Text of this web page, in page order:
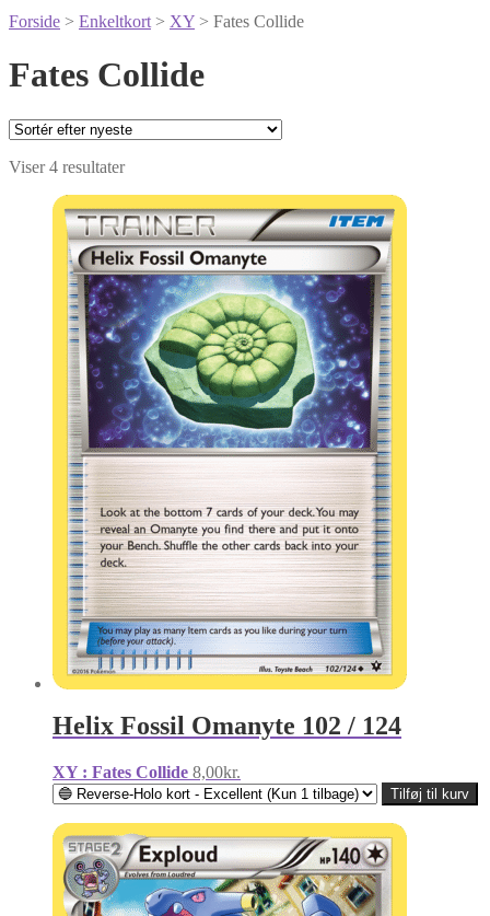
Forside > Enkeltkort > XY > Fates Collide
Fates Collide
Viser 4 resultaterSorteret
seneste
Helix Fossil Omanyte 102 / 124
XY : Fates Collide 8,00kr.
Tilføj til kurv